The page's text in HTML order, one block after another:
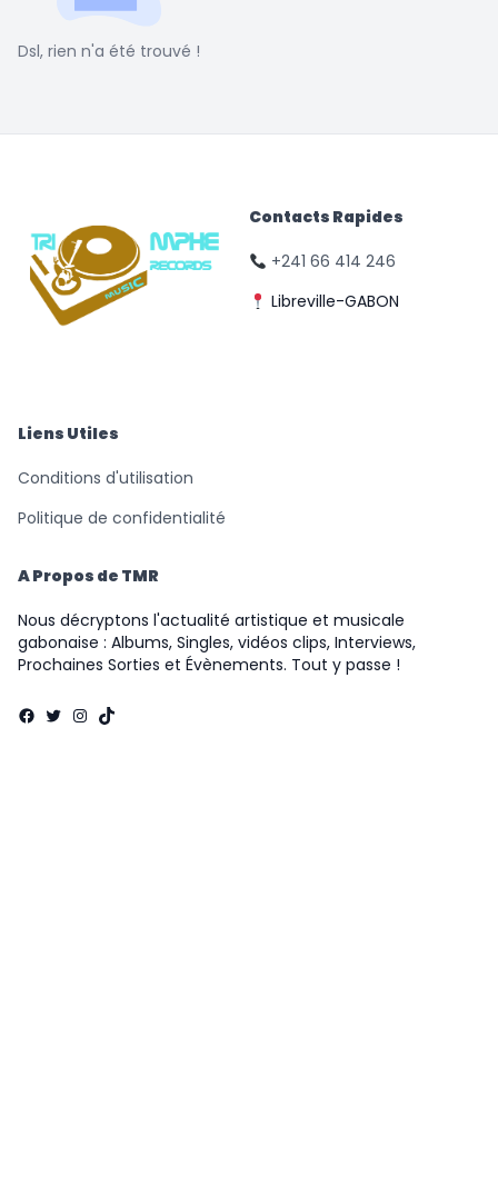
Dsl, rien n'a été trouvé !
Contacts Rapides
+241 66 414 246
Libreville-GABON
Liens Utiles
Conditions d'utilisation
Politique de confidentialité
A Propos de TMR
Nous décryptons l'actualité artistique et musicale
gabonaise : Albums, Singles, vidéos clips, Interviews,
Prochaines Sorties et Évènements. Tout y passe !
Facebook
Twitter
Instagram
TikTok